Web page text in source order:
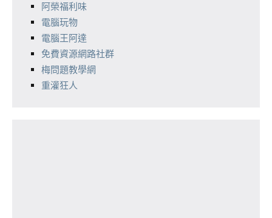
阿榮福利味
電腦玩物
電腦王阿達
免費資源網路社群
梅問題教學網
重灌狂人